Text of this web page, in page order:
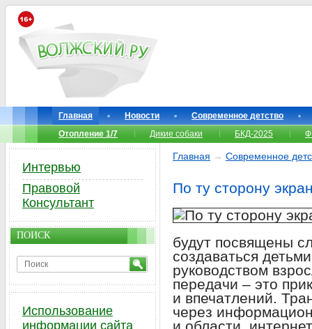
Главная Новости
Современное детство
Отопление 1/7
Дикие собаки БКД-2025
Главная → Современное
По ту сторону
будут посвящены
создаваться
руководством
передачи – это
и впечатлений.
через
Интервью
Правовой
Консультант
ПОИСК
Использование
информации сайта